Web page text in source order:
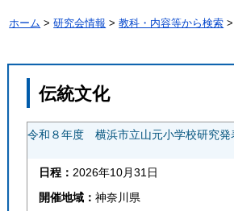
ホーム >研究会情報 >教科・内容等から検索 >
伝統文化
令和８年度 横浜市立山元小学校研究発
日程： 2026年10月31日
開催地域：神奈川県